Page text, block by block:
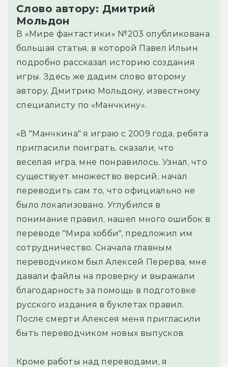
Слово автору: Дмитрий
Мольдон
В «Мире фантастики» №203 опубликована
большая статья, в которой Павел Ильин
подробно рассказал историю создания
игры. Здесь же дадим слово второму
автору, Дмитрию Мольдону, известному
специалисту по «Манчкину».
«В "Манчкина" я играю с 2009 года, ребята
пригласили поиграть, сказали, что
веселая игра, мне понравилось. Узнал, что
существует множество версий, начал
переводить сам то, что официально не
было локализовано. Углубился в
понимание правил, нашел много ошибок в
переводе "Мира хобби", предложил им
сотрудничество. Сначала главным
переводчиком был Алексей Перерва, мне
давали файлы на проверку и выражали
благодарность за помощь в подготовке
русского издания в буклетах правил.
После смерти Алексея меня пригласили
быть переводчиком новых выпусков.
Кроме работы над переводами, я